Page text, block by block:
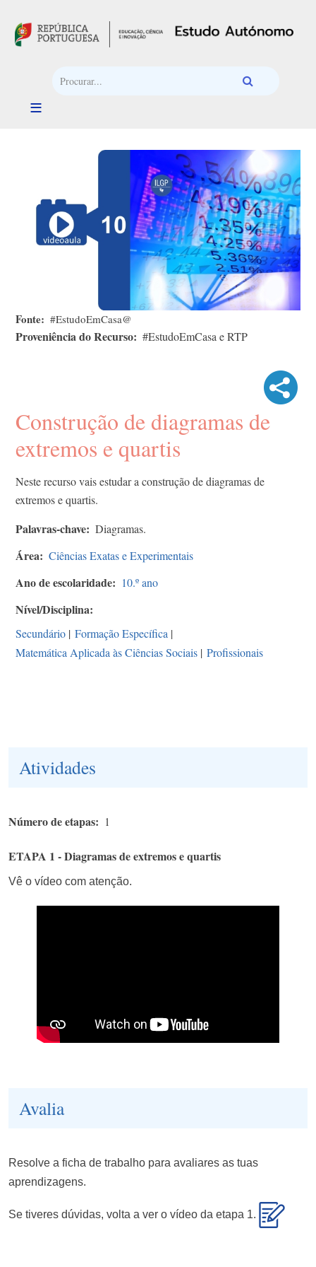
Fonte #EstudoEmCasa@
Proveniência do Recurso #EstudoEmCasa e RTP
Construção de diagramas de
extremos e quartis
Neste recurso vais estudar a construção de diagramas de
extremos e quartis.
Palavras-chave Diagramas.
Área Ciências Exatas e Experimentais
Ano de escolaridade 10.º ano
Nível/Disciplina
Secundário | Formação Específica |
Matemática Aplicada às Ciências Sociais | Profissionais
Atividades
Número de etapas 1
ETAPA 1 - Diagramas de extremos e quartis
Vê o vídeo com atenção.
Avalia
Resolve a ficha de trabalho para avaliares as tuas
aprendizagens.
Se tiveres dúvidas, volta a ver o vídeo da etapa 1.